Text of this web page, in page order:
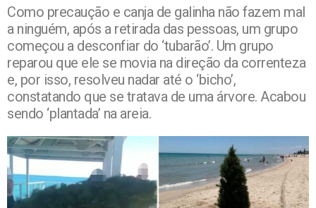
Como precaução e canja de galinha não fazem mal
a ninguém, após a retirada das pessoas, um grupo
começou a desconfiar do ‘tubarão’. Um grupo
reparou que ele se movia na direção da correnteza
e, por isso, resolveu nadar até o ‘bicho’,
constatando que se tratava de uma árvore. Acabou
sendo ‘plantada’ na areia.